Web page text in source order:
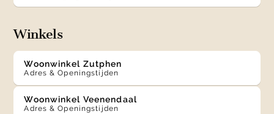
Winkels
Woonwinkel Zutphen
Adres & Openingstijden
Woonwinkel Veenendaal
Adres & Openingstijden